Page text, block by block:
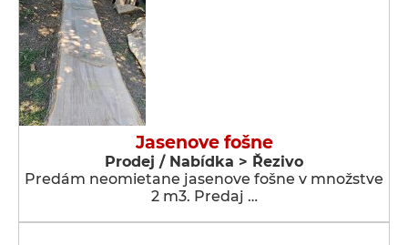
Jasenove fošne
Prodej / Nabídka > Řezivo
Predám neomietane jasenove fošne v množstve
2 m3. Predaj …